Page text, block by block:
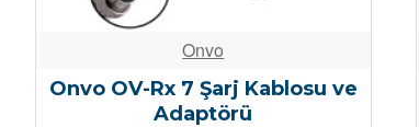
Onvo
Onvo OV-Rx 7 Şarj Kablosu ve
Adaptörü